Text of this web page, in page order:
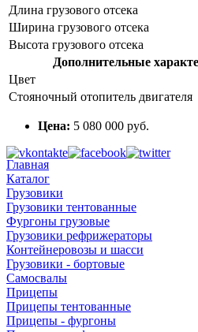
Длина грузового отсека
Ширина грузового отсека
Высота грузового отсека
Дополнительные
Цвет
Стояночный отопитель двигателя
Цена: 5 080 000 руб.
Главная
Каталог
Грузовики
Грузовики тентованные
Фургоны грузовые
Грузовики рефрижераторы
Контейнеровозы и шасси
Грузовики - бортовые
Самосвалы
Прицепы
Прицепы тентованные
Прицепы - фургоны